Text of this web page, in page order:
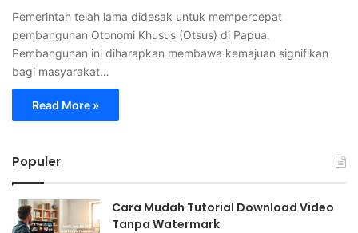
Pemerintah telah lama didesak untuk mempercepat
pembangunan Otonomi Khusus (Otsus) di Papua.
Pembangunan ini diharapkan membawa kemajuan signifikan
bagi masyarakat…
Read More »
Populer
Cara Mudah Tutorial Download Video
Tanpa Watermark